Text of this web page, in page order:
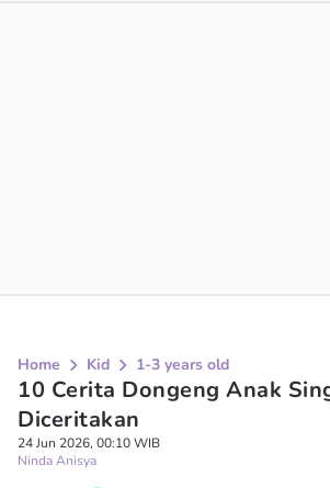
Home Kid 1-3 years old
10 Cerita Dongeng Anak
Diceritakan
24 Jun 2026, 00:10 WIB
Ninda Anisya